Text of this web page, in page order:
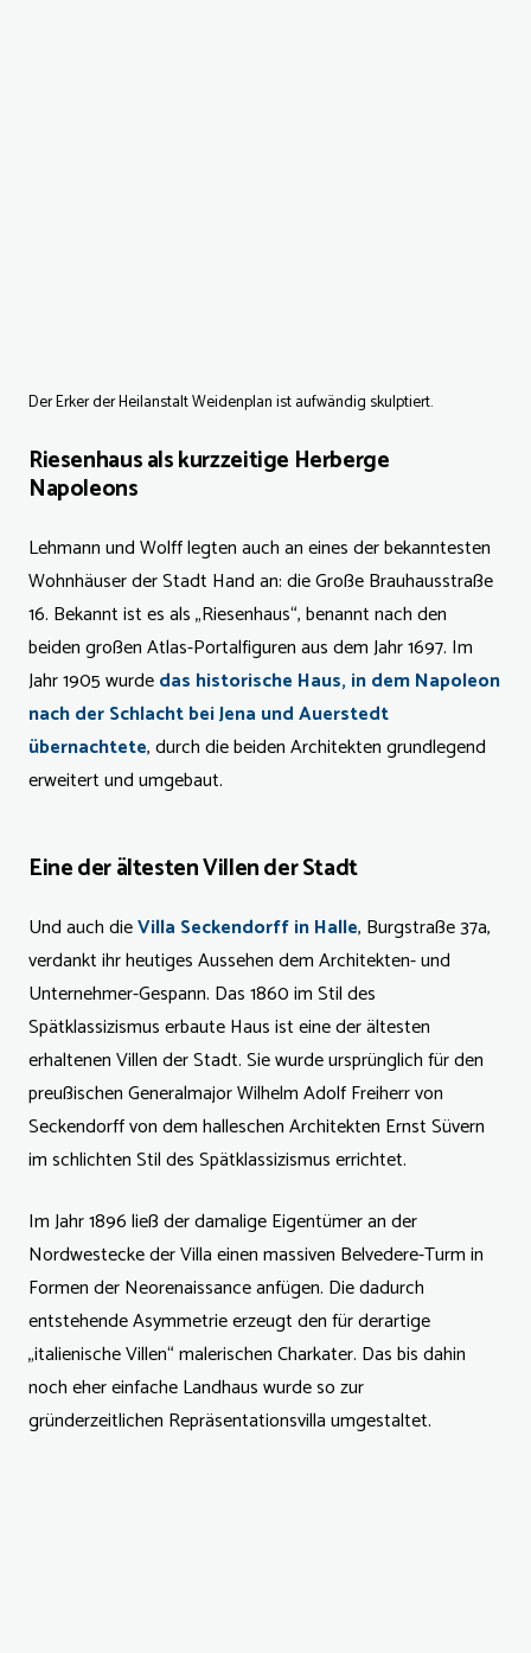
Der Erker der Heilanstalt Weidenplan ist aufwändig skulptiert.
Riesenhaus als kurzzeitige Herberge
Napoleons
Lehmann und Wolff legten auch an eines der bekanntesten
Wohnhäuser der Stadt Hand an: die Große Brauhausstraße
16. Bekannt ist es als „Riesenhaus“, benannt nach den
beiden großen Atlas-Portalfiguren aus dem Jahr 1697. Im
Jahr 1905 wurdedas historische Haus, in dem Napoleon
nach der Schlacht bei Jena und Auerstedt
übernachtete, durch die beiden Architekten grundlegend
erweitert und umgebaut.
Eine der ältesten Villen der Stadt
Und auch dieVilla Seckendorff in Halle, Burgstraße 37a,
verdankt ihr heutiges Aussehen dem Architekten- und
Unternehmer-Gespann. Das 1860 im Stil des
Spätklassizismus erbaute Haus ist eine der ältesten
erhaltenen Villen der Stadt. Sie wurde ursprünglich für den
preußischen Generalmajor Wilhelm Adolf Freiherr von
Seckendorff von dem halleschen Architekten Ernst Süvern
im schlichten Stil des Spätklassizismus errichtet.
Im Jahr 1896 ließ der damalige Eigentümer an der
Nordwestecke der Villa einen massiven Belvedere-Turm in
Formen der Neorenaissance anfügen. Die dadurch
entstehende Asymmetrie erzeugt den für derartige
„italienische Villen“ malerischen Charkater. Das bis dahin
noch eher einfache Landhaus wurde so zur
gründerzeitlichen Repräsentationsvilla umgestaltet.